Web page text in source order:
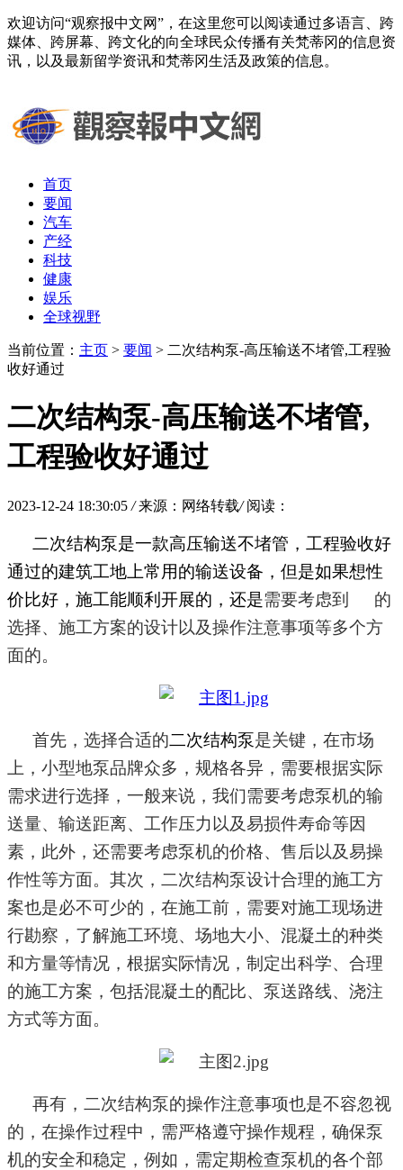
欢迎访问“观察报中文网”，在这里您可以阅读通过多语言、跨
媒体、跨屏幕、跨文化的向全球民众传播有关梵蒂冈的信息资
讯，以及最新留学资讯和梵蒂冈生活及政策的信息。
首页
要闻
汽车
产经
科技
健康
娱乐
全球视野
当前位置： 主页 > 要闻 > 二次结构泵-高压输送不堵管,工程验
收好通过
二次结构泵-高压输送不堵管,
工程验收好通过
2023-12-24 18:30:05 / 来源：网络转载/ 阅读：
二次结构泵是一款高压输送不堵管，工程验收好
通过的建筑工地上常用的输送设备，但是如果想性
价比好，施工能顺利开展的，还是需要考虑到
的
选择、施工方案的设计以及操作注意事项等多个方
面的。
首先，选择合适的二次结构泵是关键 ， 在市场
上，小型地泵品牌众多，规格各异，需要根据实际
需求进行选择 ， 一般来说，我们需要考虑泵机的输
送量、输送距离、工作压力以及易损件寿命等因
素 ， 此外，还需要考虑泵机的价格、售后以及易操
作性等方面。其次，二次结构泵设计合理的施工方
案也是必不可少的 ， 在施工前，需要对施工现场进
行勘察，了解施工环境、场地大小、混凝土的种类
和方量等情况 ， 根据实际情况，制定出科学、合理
的施工方案，包括混凝土的配比、泵送路线、浇注
方式等方面。
再有 ，二次结构泵的操作注意事项也是不容忽视
的 ， 在操作过程中，需严格遵守操作规程，确保泵
机的安全和稳定 ， 例如，需定期检查泵机的各个部